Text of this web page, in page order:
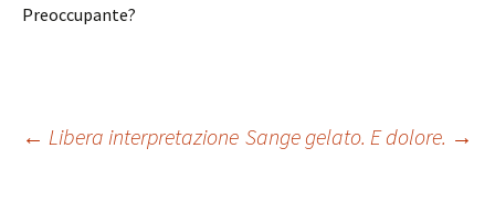
Preoccupante?
Navigazione
← Libera interpretazione Sange gelato. E dolore. →